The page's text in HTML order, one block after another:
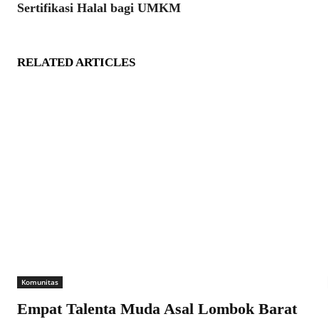
Sertifikasi Halal bagi UMKM
RELATED ARTICLES
Komunitas
Empat Talenta Muda Asal Lombok Barat